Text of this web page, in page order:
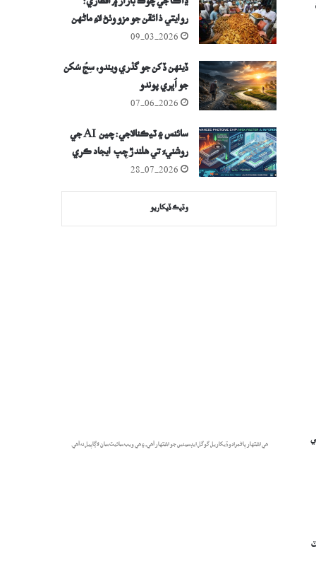
ڍاڪا جي چوڪ بازار ۾ افطاري:
روايتي ذائقن جو مزو وٺڻ لاءِ ماڻهن
جو هجوم
09-03-2026
ڏينهن ڏکن جو گذري ويندو، سِجُ سُکن
جو اُڀري پوندو
07-06-2026
سائنس ۽ ٽيڪنالاجي: چين AI جي
روشنيءَ تي هلندڙ چِپ ايجاد ڪري
ورتي28-07-2026
وڌيڪ ڏيکاريو
هي اشتهار پاڻمرادو ڏيکاريل گوگل ايڊسينس جو اشتهار آهي، ۽ هي ويب سائيٽ سان لاڳاپيل نه آهي.